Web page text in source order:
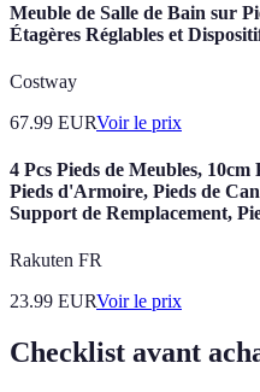
Meuble de Salle de Bain sur
Étagères Réglables et
Costway
67.99 EURVoir le prix
4 Pcs Pieds de Meubles, 10cm
Pieds d'Armoire, Pieds de
Support de Remplacement,
Rakuten FR
23.99 EURVoir le prix
Checklist avant